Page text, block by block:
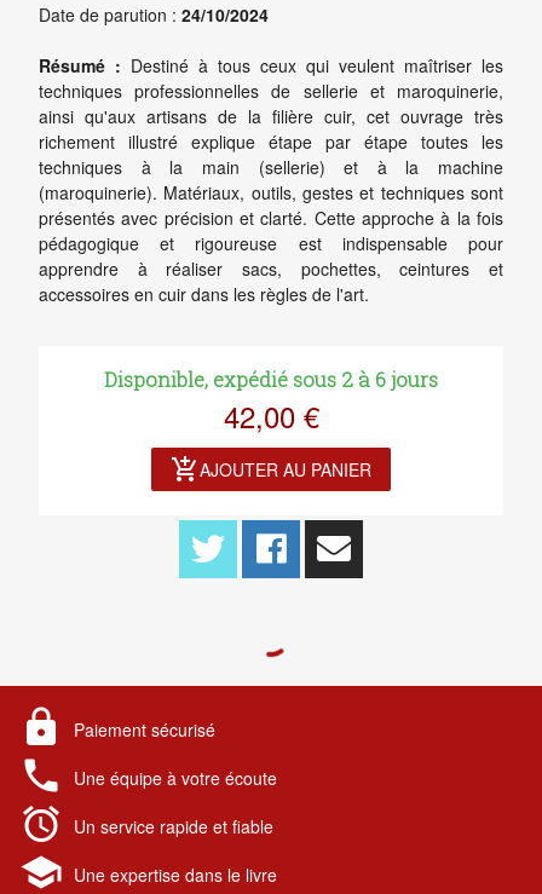
Date de parution : 24/10/2024
Résumé : Destiné à tous ceux qui veulent maîtriser les
techniques professionnelles de sellerie et maroquinerie,
ainsi qu'aux artisans de la filière cuir, cet ouvrage très
richement illustré explique étape par étape toutes les
techniques à la main (sellerie) et à la machine
(maroquinerie). Matériaux, outils, gestes et techniques sont
présentés avec précision et clarté. Cette approche à la fois
pédagogique et rigoureuse est indispensable pour
apprendre à réaliser sacs, pochettes, ceintures et
accessoires en cuir dans les règles de l'art.
Disponible, expédié sous 2 à 6 jours
42,00 €
add_shopping_cartAJOUTER AU PANIER
lock Paiement sécurisé
local_phone Une équipe à votre écoute
alarm Un service rapide et fiable
school Une expertise dans le livre